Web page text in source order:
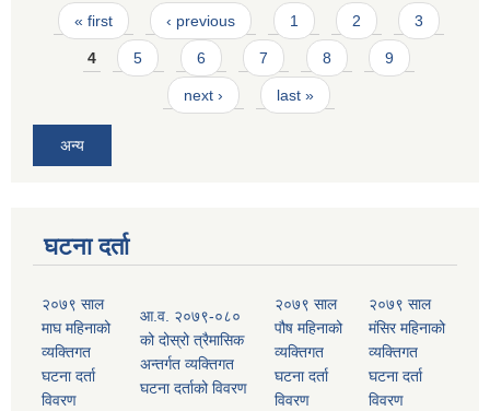
Pages
« first ‹ previous 1 2 3
4 5 6 7 8 9
next › last »
अन्य
घटना दर्ता
२०७९ साल
माघ महिनाको
व्यक्तिगत
घटना दर्ता
विवरण
आ.व. २०७९-०८०
को दोस्रो त्रैमासिक
अन्तर्गत व्यक्तिगत
घटना दर्ताको विवरण
२०७९ साल
पौष महिनाको
व्यक्तिगत
घटना दर्ता
विवरण
२०७९ साल
मंसिर महिनाको
व्यक्तिगत
घटना दर्ता
विवरण